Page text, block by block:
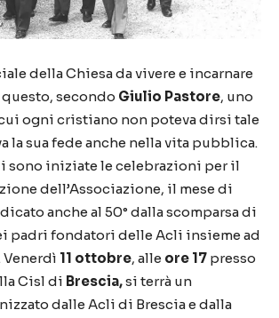
della Chiesa da vivere e incarnare
questo, secondo Giulio Pastore, uno
ogni cristiano non poteva dirsi tale
la sua fede anche nella vita pubblica.
sono iniziate le celebrazioni per il
dell’Associazione, il mese di
anche al 50° dalla scomparsa di
padri fondatori delle Acli insieme ad
11 ottobre, alle ore 17 presso
Cisl di Brescia,si terrà un
dalle Acli di Brescia e dalla